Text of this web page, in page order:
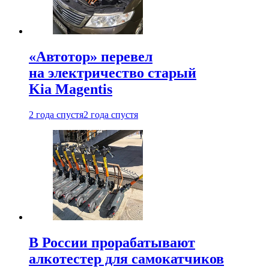
«Автотор» перевел
на электричество старый
Kia Magentis
2 года спустя2 года спустя
В России прорабатывают
алкотестер для самокатчиков